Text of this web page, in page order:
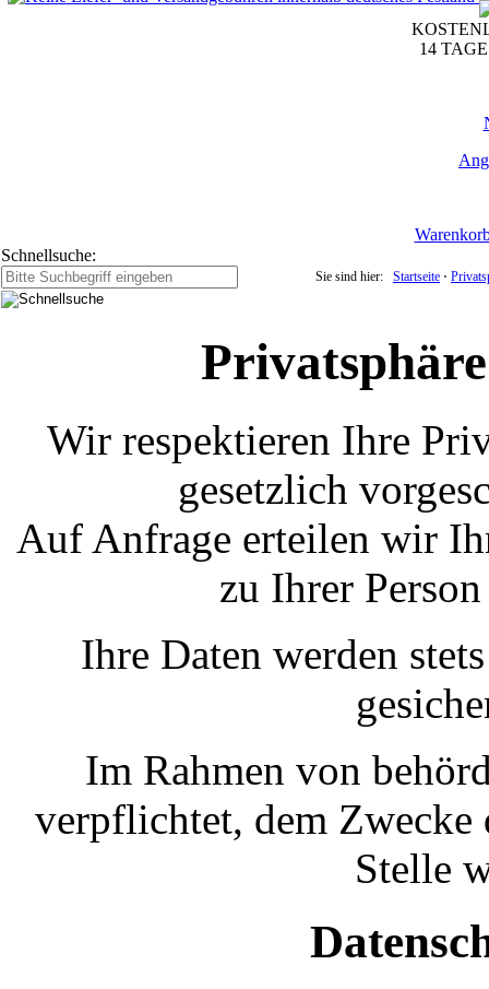
14
Schnellsuche:
Sie sind hier: Startseite ⋅
Wir respektieren Ihre
gesetzlich
Auf Anfrage erteilen wir
zu Ihrer
Ihre Daten werden
Im Rahmen von
verpflichtet, dem Zwecke
Stelle